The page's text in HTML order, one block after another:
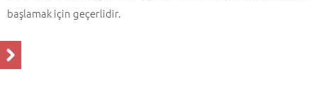
başlamak için geçerlidir.